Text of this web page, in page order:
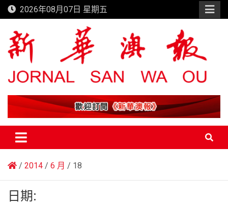
Skip
to
content
2026年08月07日 星期五
新華澳報
2014 6 月 18
日期: